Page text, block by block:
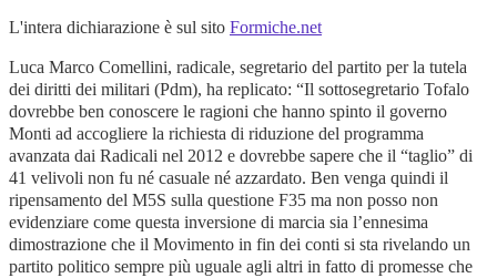
L'intera dichiarazione è sul sito Formiche.net
Luca Marco Comellini, radicale, segretario del partito per la tutela
dei diritti dei militari (Pdm), ha replicato: “Il sottosegretario Tofalo
dovrebbe ben conoscere le ragioni che hanno spinto il governo
Monti ad accogliere la richiesta di riduzione del programma
avanzata dai Radicali nel 2012 e dovrebbe sapere che il “taglio” di
41 velivoli non fu né casuale né azzardato. Ben venga quindi il
ripensamento del M5S sulla questione F35 ma non posso non
evidenziare come questa inversione di marcia sia l’ennesima
dimostrazione che il Movimento in fin dei conti si sta rivelando un
partito politico sempre più uguale agli altri in fatto di promesse che